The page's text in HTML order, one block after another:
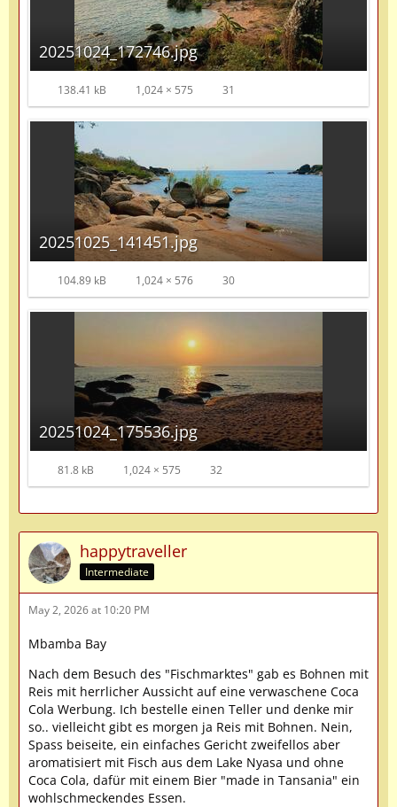
20251024_172746.jpg
138.41 kB 1,024 × 575 31
20251025_141451.jpg
104.89 kB 1,024 × 576 30
20251024_175536.jpg
81.8 kB 1,024 × 575 32
happytraveller
Intermediate
May 2, 2026 at 10:20 PM
Mbamba Bay
Nach dem Besuch des "Fischmarktes" gab es Bohnen mit
Reis mit herrlicher Aussicht auf eine verwaschene Coca
Cola Werbung. Ich bestelle einen Teller und denke mir
so.. vielleicht gibt es morgen ja Reis mit Bohnen. Nein,
Spass beiseite, ein einfaches Gericht zweifellos aber
aromatisiert mit Fisch aus dem Lake Nyasa und ohne
Coca Cola, dafür mit einem Bier "made in Tansania" ein
wohlschmeckendes Essen.